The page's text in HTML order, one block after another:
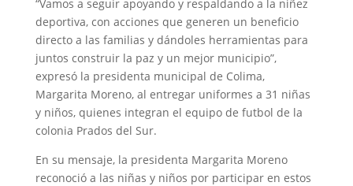
“Vamos a seguir apoyando y respaldando a la niñez
deportiva, con acciones que generen un beneficio
directo a las familias y dándoles herramientas para
juntos construir la paz y un mejor municipio”,
expresó la presidenta municipal de Colima,
Margarita Moreno, al entregar uniformes a 31 niñas
y niños, quienes integran el equipo de futbol de la
colonia Prados del Sur.
En su mensaje, la presidenta Margarita Moreno
reconoció a las niñas y niños por participar en estos